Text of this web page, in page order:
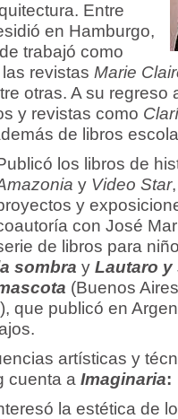
Entre
en Hamburgo,
trabajó como
revistas Marie
otras. A su regreso
y revistas como
de libros
los libros de
y Video Star
y
con José
de libros para
sombra y Lautaro y
(Buenos
que publicó en
artísticas y
cuenta a Imaginaria:
la estética de